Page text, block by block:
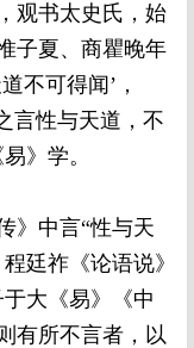
观书太史氏，始
子夏、商瞿晚年
不可得闻’，
言性与天道，不
》学。
》中言“性与天
廷祚《论语说》
大《易》《中
有所不言者，以